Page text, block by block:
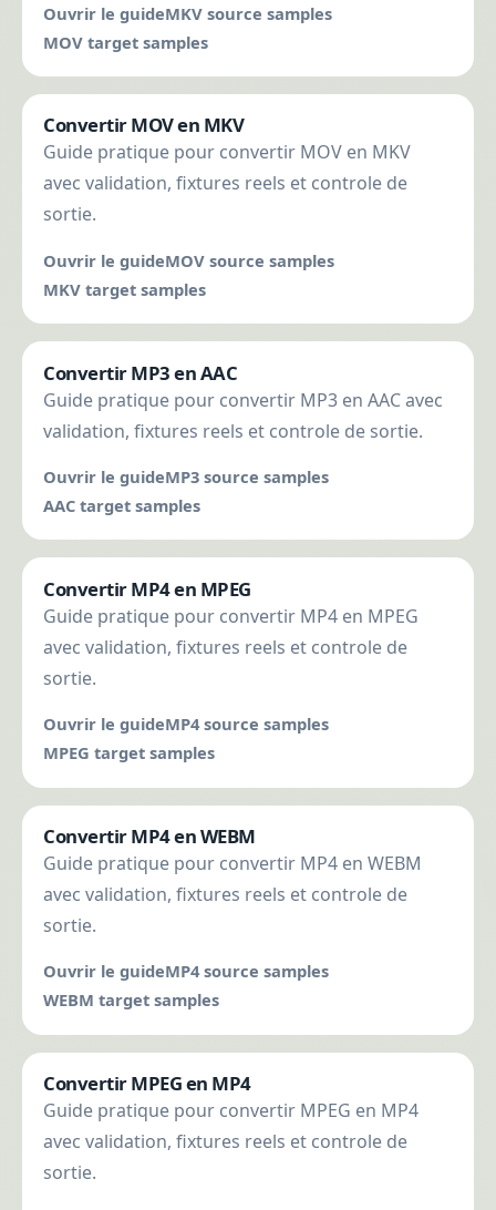
Ouvrir le guideMKV source samples
MOV target samples
Convertir MOV en MKV
Guide pratique pour convertir MOV en MKV
avec validation, fixtures reels et controle de
sortie.
Ouvrir le guideMOV source samples
MKV target samples
Convertir MP3 en AAC
Guide pratique pour convertir MP3 en AAC avec
validation, fixtures reels et controle de sortie.
Ouvrir le guideMP3 source samples
AAC target samples
Convertir MP4 en MPEG
Guide pratique pour convertir MP4 en MPEG
avec validation, fixtures reels et controle de
sortie.
Ouvrir le guideMP4 source samples
MPEG target samples
Convertir MP4 en WEBM
Guide pratique pour convertir MP4 en WEBM
avec validation, fixtures reels et controle de
sortie.
Ouvrir le guideMP4 source samples
WEBM target samples
Convertir MPEG en MP4
Guide pratique pour convertir MPEG en MP4
avec validation, fixtures reels et controle de
sortie.